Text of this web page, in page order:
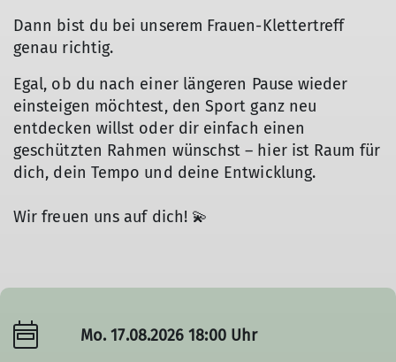
Dann bist du bei unserem Frauen-Klettertreff
genau richtig.
Egal, ob du nach einer längeren Pause wieder
einsteigen möchtest, den Sport ganz neu
entdecken willst oder dir einfach einen
geschützten Rahmen wünschst – hier ist Raum für
dich, dein Tempo und deine Entwicklung.
Wir freuen uns auf dich! 💫
Mo. 17.08.2026 18:00 Uhr